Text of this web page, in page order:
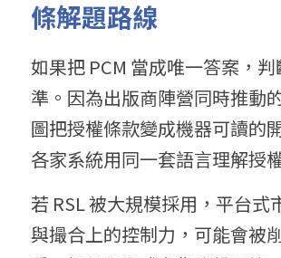
條解題路線
如果把 PCM 當成唯一答案，
準。因為出版商陣營同時推動
圖把授權條款變成機器可讀的
各家系統用同一套語言理解授
若 RSL 被大規模採用，平台式
與撮合上的控制力，可能會被